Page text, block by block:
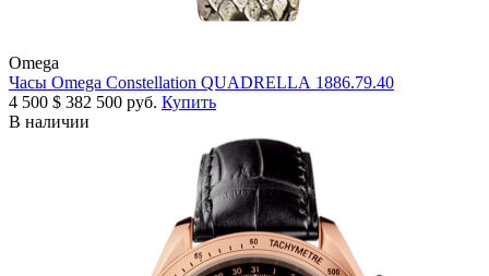
Omega
Часы Omega Constellation QUADRELLA 1886.79.40
4 500 $ 382 500 руб. Купить
В наличии